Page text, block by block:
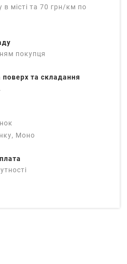
в місті та 70 грн/км по
покупця
та складання
Моно